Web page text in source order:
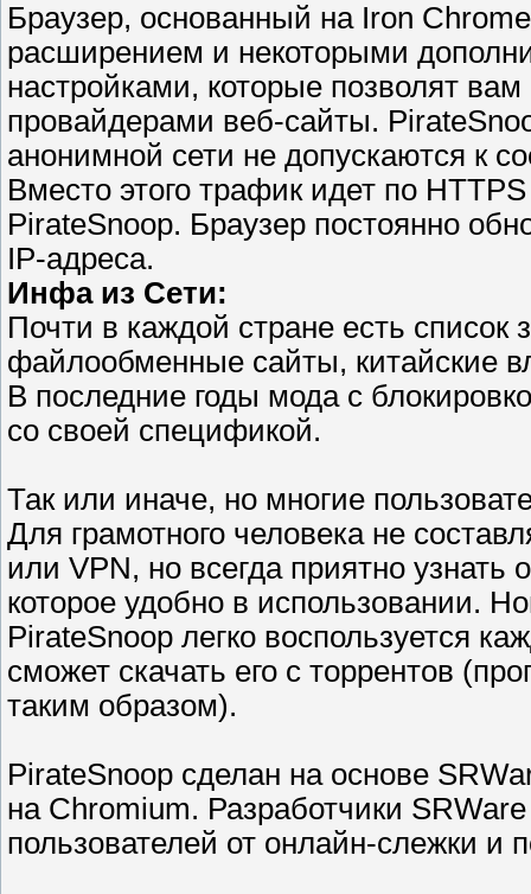
Браузер, основанный на Iron
расширением и некоторыми
настройками, которые позволят
провайдерами веб-сайты.
анонимной сети не допускаются к
Вместо этого трафик идет по
PirateSnoop. Браузер постоянно
IP-адреса.
Инфа из Сети:
Почти в каждой стране есть
файлообменные сайты, китайские
В последние годы мода с
со своей спецификой.
Так или иначе, но многие
Для грамотного человека не
или VPN, но всегда приятно узнать
которое удобно в использовании.
PirateSnoop легко воспользуется
сможет скачать его с торрентов
таким образом).
PirateSnoop сделан на основе
на Chromium. Разработчики
пользователей от онлайн-слежки и